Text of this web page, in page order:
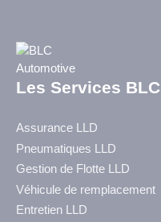
Les Services BLC
Assurance LLD
Pneumatiques LLD
Gestion de Flotte LLD
Véhicule de remplacement
Entretien LLD